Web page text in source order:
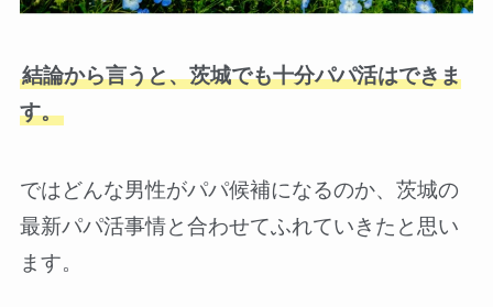
結論から言うと、茨城でも十分パパ活はできま
す。
ではどんな男性がパパ候補になるのか、茨城の
最新パパ活事情と合わせてふれていきたと思い
ます。